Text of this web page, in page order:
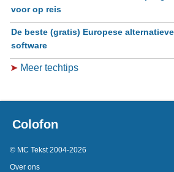
voor op reis
De beste (gratis) Europese
software
➤ Meer techtips
Colofon
© MC Tekst 2004-2026
Over ons